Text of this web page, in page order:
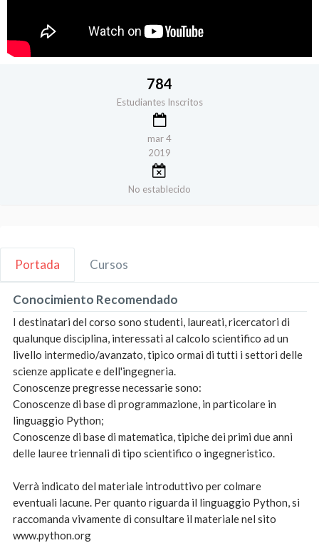
784
Estudiantes Inscritos
mar 4
2019
No establecido
Portada Cursos
Conocimiento Recomendado
I destinatari del corso sono studenti, laureati, ricercatori di
qualunque disciplina, interessati al calcolo scientifico ad un
livello intermedio/avanzato, tipico ormai di tutti i settori delle
scienze applicate e dell'ingegneria.
Conoscenze pregresse necessarie sono:
Conoscenze di base di programmazione, in particolare in
linguaggio Python;
Conoscenze di base di matematica, tipiche dei primi due anni
delle lauree triennali di tipo scientifico o ingegneristico.
Verrà indicato del materiale introduttivo per colmare
eventuali lacune. Per quanto riguarda il linguaggio Python, si
raccomanda vivamente di consultare il materiale nel sito
www.python.org